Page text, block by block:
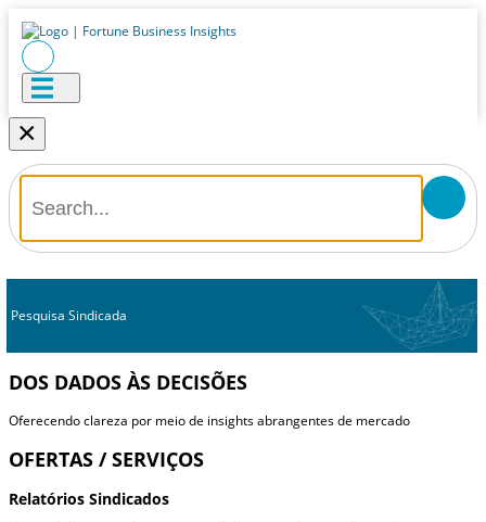
×
Pesquisa Sindicada
DOS DADOS ÀS DECISÕES
Oferecendo clareza por meio de insights abrangentes de mercado
OFERTAS / SERVIÇOS
Relatórios Sindicados